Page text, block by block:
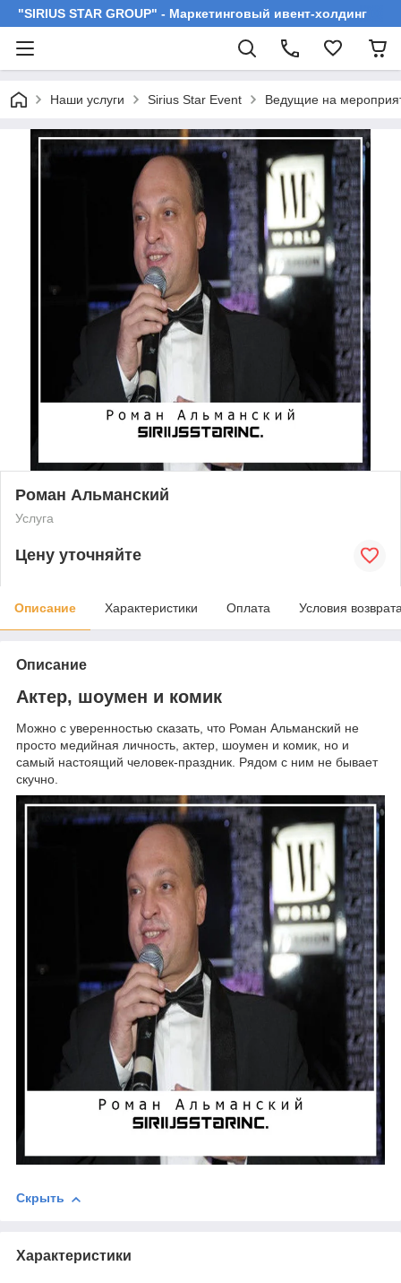
"SIRIUS STAR GROUP" - Маркетинговый ивент-холдинг
Наши услуги Sirius Star Event Ведущие на
Роман Альманский
Услуга
Цену уточняйте
Описание Характеристики Оплата Условия
Описание
Актер, шоумен и комик
Можно с уверенностью сказать, что Роман Альманский не
просто медийная личность, актер, шоумен и комик, но и
самый настоящий человек-праздник. Рядом с ним не бывает
скучно.
Скрыть
Характеристики